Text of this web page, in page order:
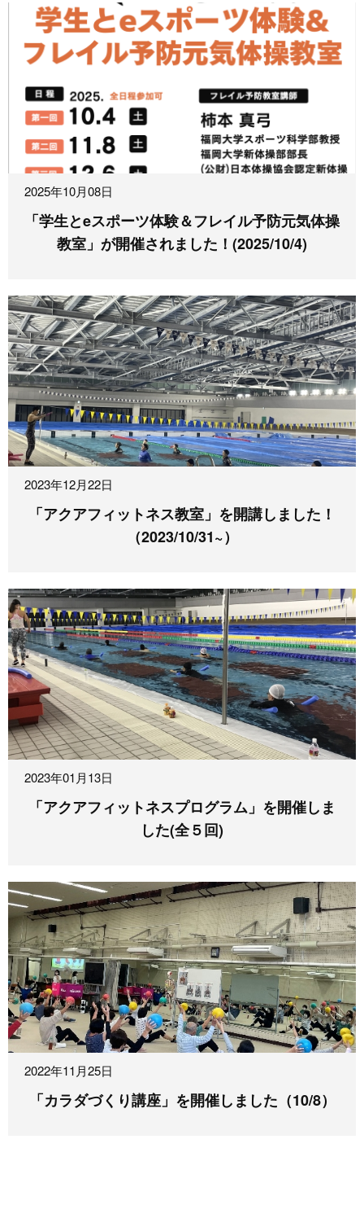
2025年10月08日
「学生とeスポーツ体験＆フレイル予防元気体操
教室」が開催されました！(2025/10/4)
2023年12月22日
「アクアフィットネス教室」を開講しました！
（2023/10/31~）
2023年01月13日
「アクアフィットネスプログラム」を開催しま
した(全５回)
2022年11月25日
「カラダづくり講座」を開催しました（10/8）